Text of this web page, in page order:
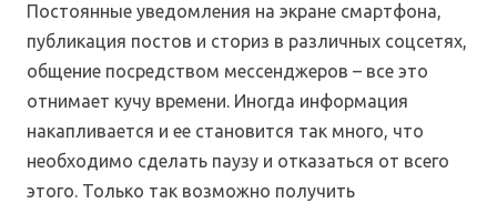
Постоянные уведомления на экране смартфона,
публикация постов и сториз в различных соцсетях,
общение посредством мессенджеров – все это
отнимает кучу времени. Иногда информация
накапливается и ее становится так много, что
необходимо сделать паузу и отказаться от всего
этого. Только так возможно получить